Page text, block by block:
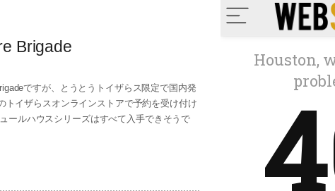
Brigade
ですが、とうとうトイザらス限定で国内発
イザらスオンラインストアで予約を受け付け
ールハウスシリーズはすべて入手できそうで